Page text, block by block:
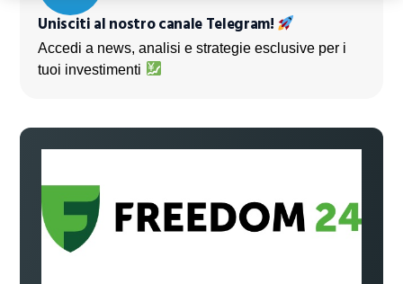
Unisciti al nostro canale Telegram!
Accedi a news, analisi e strategie esclusive per i
tuoi investimenti